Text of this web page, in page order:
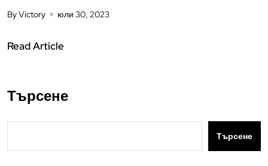
By Victory юли 30, 2023
Read Article
Търсене
Търсене